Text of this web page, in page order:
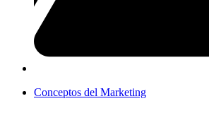
Conceptos del Marketing